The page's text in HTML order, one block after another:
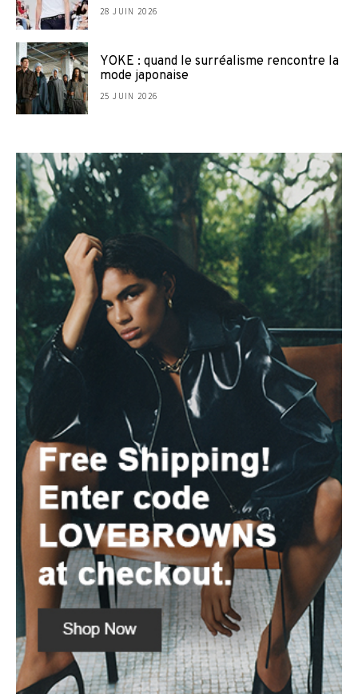
28 JUIN 2026
YOKE : quand le surréalisme rencontre la
mode japonaise
25 JUIN 2026